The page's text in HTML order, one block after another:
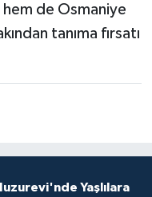
de Osmaniye
tanıma fırsatı
Yaşlılara